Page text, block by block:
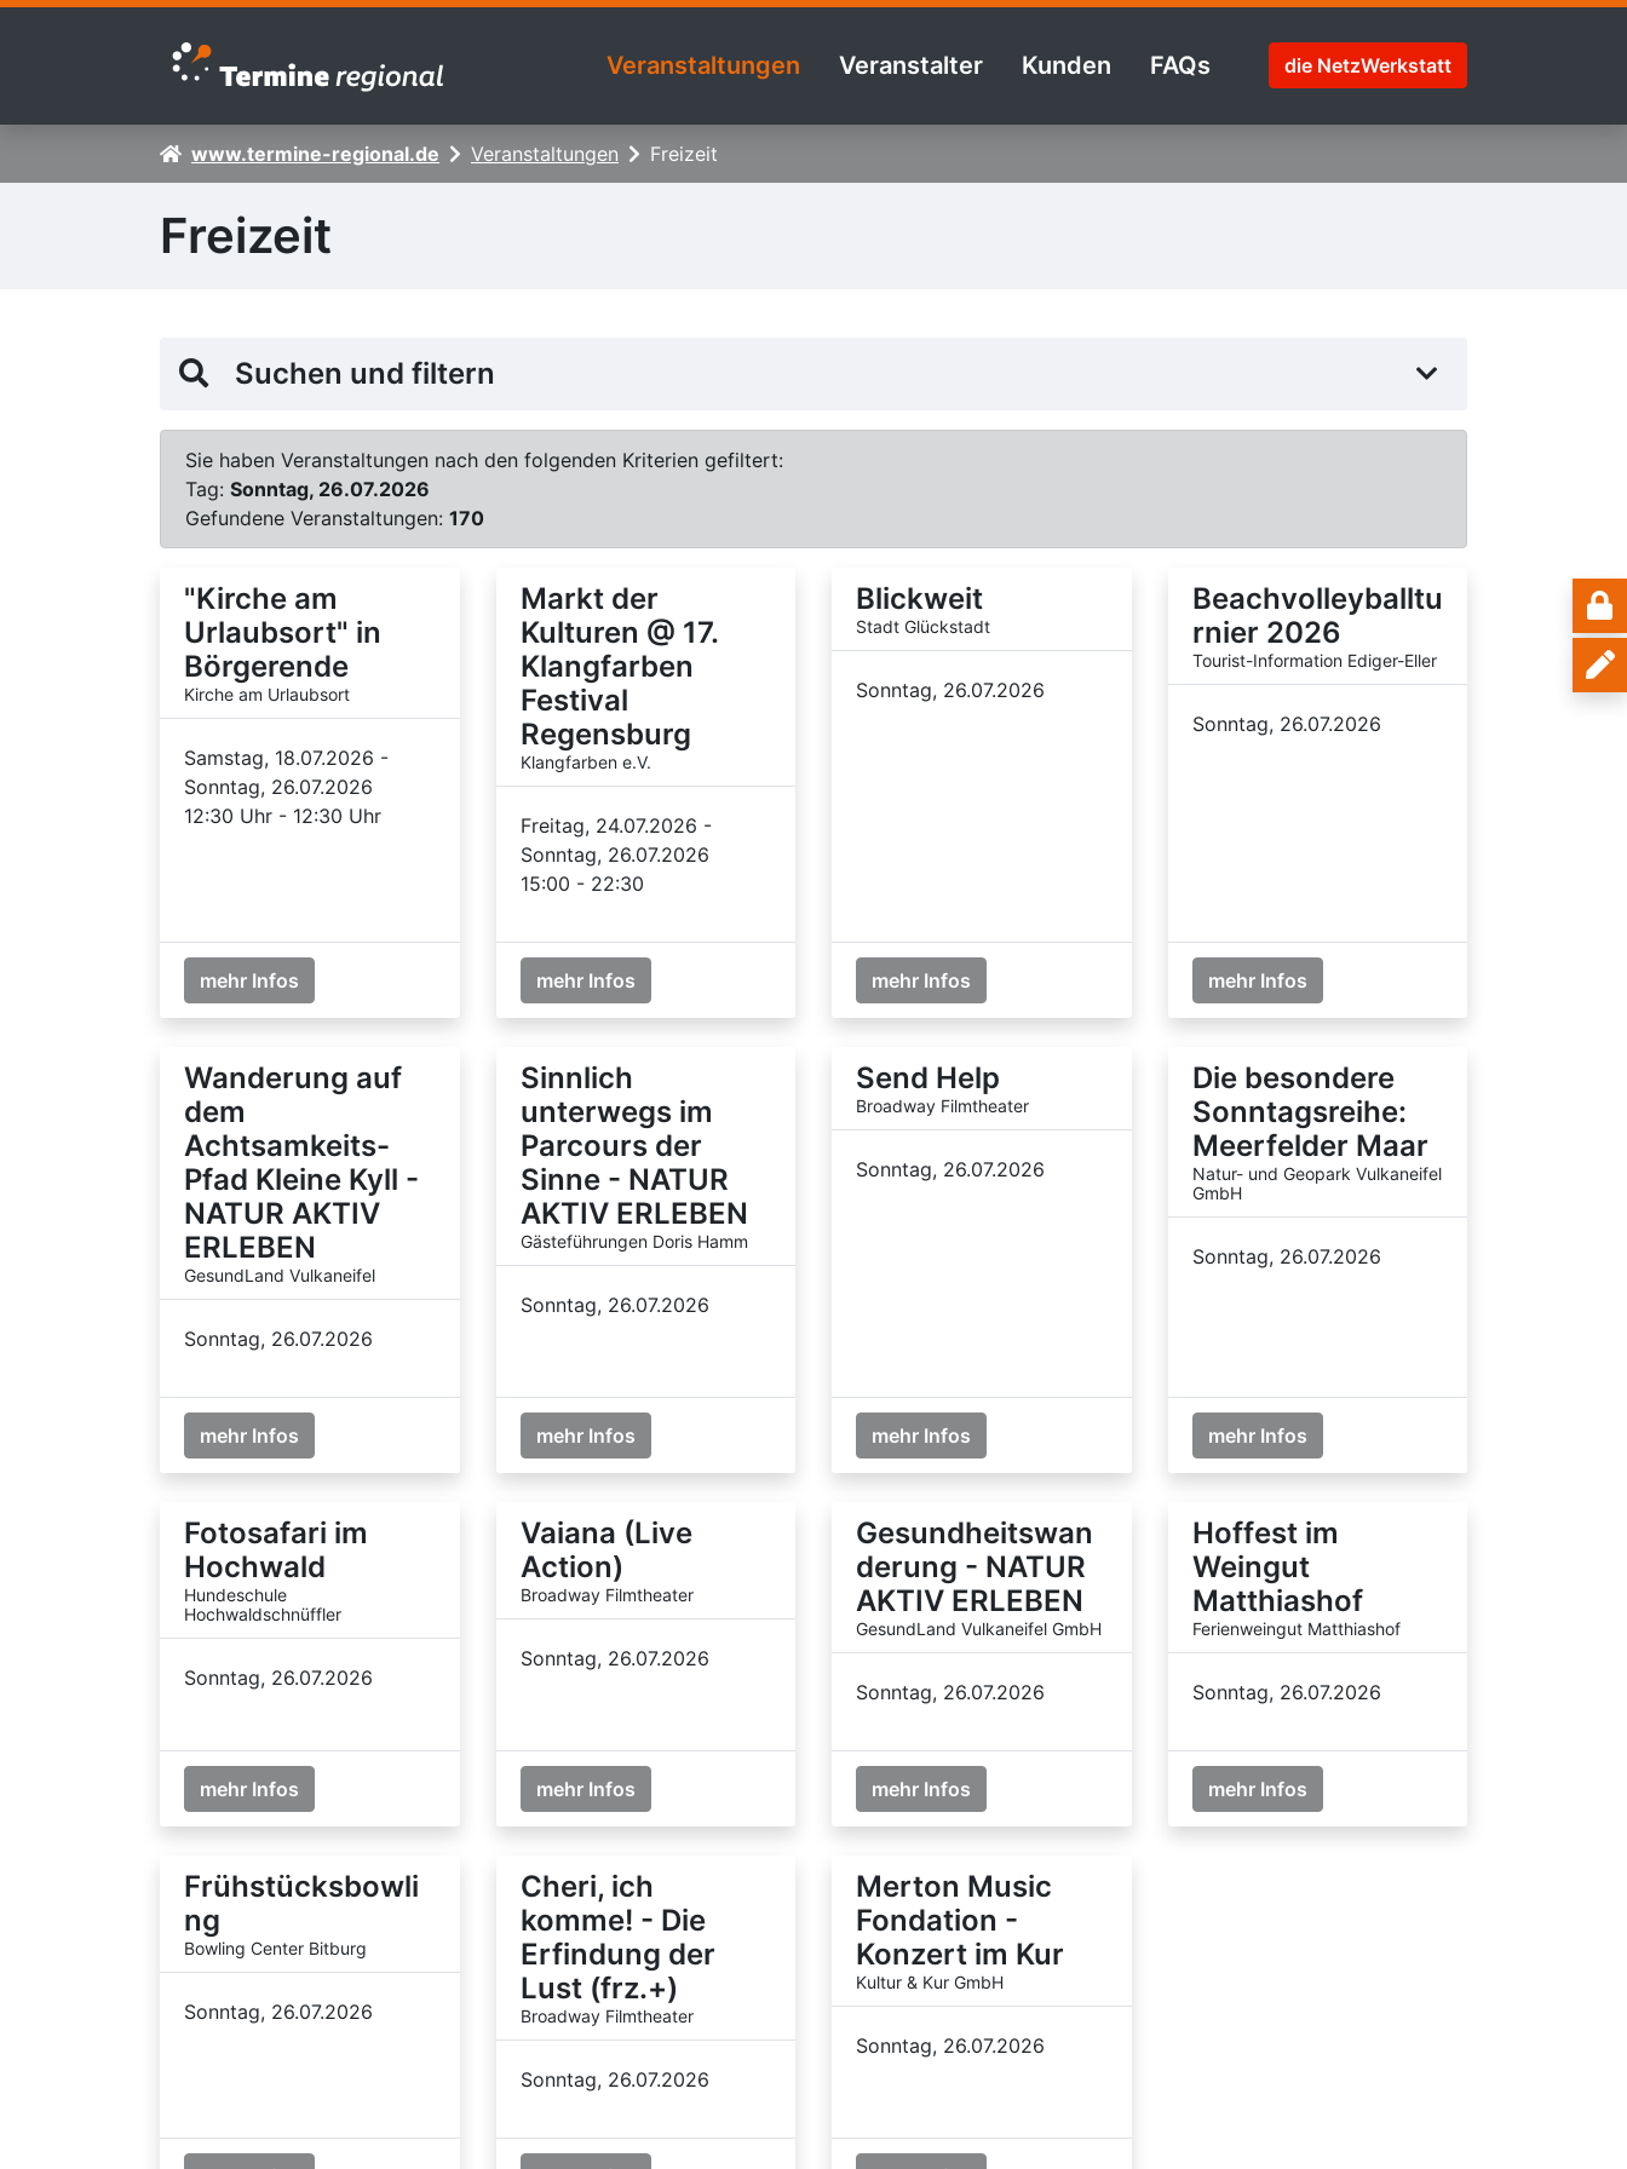
Zur Navigation springen
Zum Inhalt springen
Veranstaltungen Veranstalter Kunden FAQs die NetzWerkstatt
www.termine-regional.de Veranstaltungen Freizeit
Freizeit
Suchen und filtern
Sie haben Veranstaltungen nach den folgenden Kriterien gefiltert:
Tag: Sonntag, 26.07.2026
Gefundene Veranstaltungen: 170
"Kirche am
Urlaubsort" in
Börgerende
Kirche am Urlaubsort
Samstag, 18.07.2026 -
Sonntag, 26.07.2026
12:30 Uhr - 12:30 Uhr
mehr Infos
Markt der
Kulturen @ 17.
Klangfarben
Festival
Regensburg
Klangfarben e.V.
Freitag, 24.07.2026 -
Sonntag, 26.07.2026
15:00 - 22:30
mehr Infos
Blickweit
Stadt Glückstadt
Sonntag, 26.07.2026
mehr Infos
Beachvolleyballtu
rnier 2026
Tourist-Information Ediger-Eller
Sonntag, 26.07.2026
mehr Infos
Wanderung auf
dem
Achtsamkeits-
Pfad Kleine Kyll -
NATUR AKTIV
ERLEBEN
GesundLand Vulkaneifel
Sonntag, 26.07.2026
mehr Infos
Sinnlich
unterwegs im
Parcours der
Sinne - NATUR
AKTIV ERLEBEN
Gästeführungen Doris Hamm
Sonntag, 26.07.2026
mehr Infos
Send Help
Broadway Filmtheater
Sonntag, 26.07.2026
mehr Infos
Die besondere
Sonntagsreihe:
Meerfelder Maar
Natur- und Geopark Vulkaneifel
GmbH
Sonntag, 26.07.2026
mehr Infos
Fotosafari im
Hochwald
Hundeschule
Hochwaldschnüffler
Sonntag, 26.07.2026
mehr Infos
Vaiana (Live
Action)
Broadway Filmtheater
Sonntag, 26.07.2026
mehr Infos
Gesundheitswan
derung - NATUR
AKTIV ERLEBEN
GesundLand Vulkaneifel GmbH
Sonntag, 26.07.2026
mehr Infos
Hoffest im
Weingut
Matthiashof
Ferienweingut Matthiashof
Sonntag, 26.07.2026
mehr Infos
Frühstücksbowli
ng
Bowling Center Bitburg
Sonntag, 26.07.2026
Cheri, ich
komme! - Die
Erfindung der
Lust (frz.+)
Broadway Filmtheater
Sonntag, 26.07.2026
Merton Music
Fondation -
Konzert im Kur
Kultur & Kur GmbH
Sonntag, 26.07.2026